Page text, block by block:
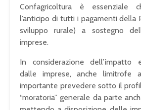
Confagricoltura è essenziale
l’anticipo di tutti i pagamenti della
sviluppo rurale) a sostegno
imprese.
In considerazione dell’impatto
dalle imprese, anche limitrofe
importante prevedere sotto il
“moratoria” generale da parte